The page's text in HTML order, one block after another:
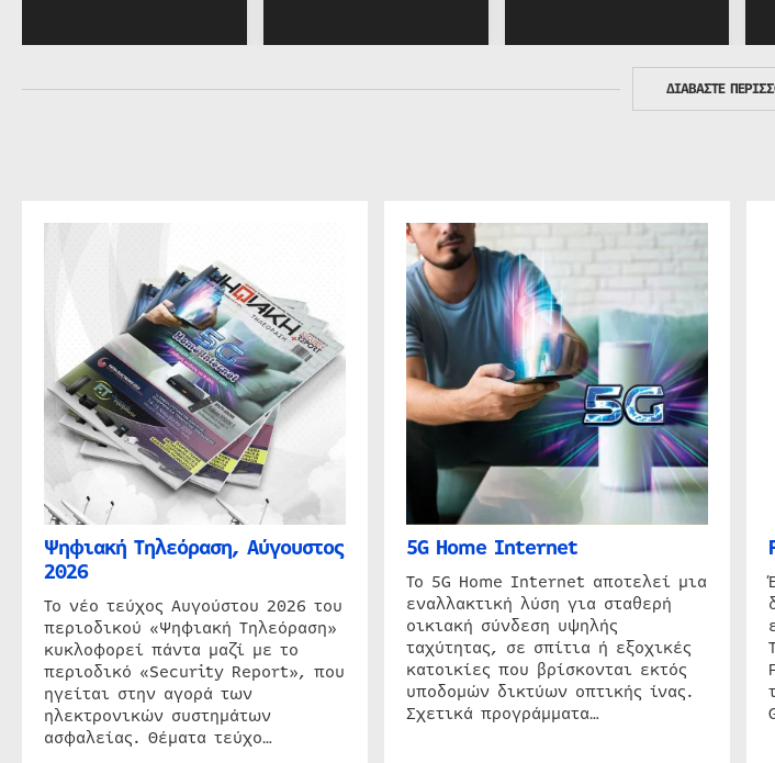
ΔΙΑΒΑΣΤΕ
Ψηφιακή Τηλεόραση, Αύγουστος
2026
Το νέο τεύχος Αυγούστου 2026 του
περιοδικού «Ψηφιακή Τηλεόραση»
κυκλοφορεί πάντα μαζί με το
περιοδικό «Security Report», που
ηγείται στην αγορά των
ηλεκτρονικών συστημάτων
ασφαλείας. Θέματα τεύχο…
5G Home Internet
Το 5G Home Internet αποτελεί μια
εναλλακτική λύση για σταθερή
οικιακή σύνδεση υψηλής
ταχύτητας, σε σπίτια ή εξοχικές
κατοικίες που βρίσκονται εκτός
υποδομών δικτύων οπτικής ίνας.
Σχετικά προγράμματα…